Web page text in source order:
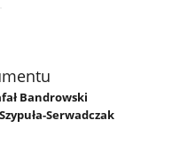
Bandrowski
Serwadczak